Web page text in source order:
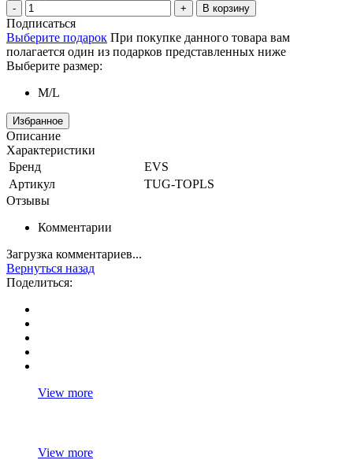
В корзину
Подписаться
Выберите подарок При покупке данного товара вам
полагается один из подарков представленных ниже
Выберите размер:
M/L
Избранное
Описание
Характеристики
Бренд
EVS
Артикул
TUG-TOPLS
Отзывы
Комментарии
Загрузка комментариев...
Вернуться назад
Поделиться:
View more
View more